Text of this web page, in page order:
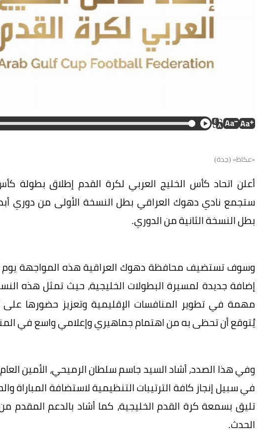
«عكاظ» (جدة)
ستجمع نادي دهوك العراقي بطل النسخة الأولى من دوري
بطل النسخة الثانية من الدوري.
إضافة جديدة لمسيرة البطولات الخليجية، حيث تمثل هذه
مهمة في تطوير المنافسات الإقليمية وتعزيز حضورها على
يُتوقع أن تحظى به من اهتمام جماهيري وإعلامي واسع في
وفي هذا الصدد، أشاد السيد جاسم سلطان الرميحي، الأمين
في سبيل إنجاز كافة الترتيبات التنظيمية لاستضافة المباراة
تليق بسمعة كرة القدم الخليجية، كما أشاد بالدعم المقدم
الحدث.